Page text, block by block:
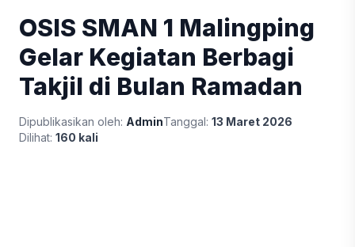
OSIS SMAN 1 Malingping
Gelar Kegiatan Berbagi
Takjil di Bulan Ramadan
Dipublikasikan oleh: AdminTanggal: 13 Maret 2026
Dilihat: 160 kali